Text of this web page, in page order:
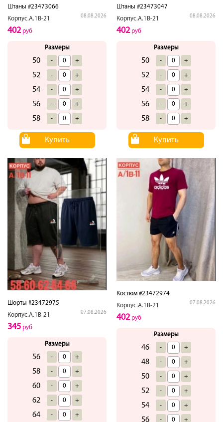
Штаны #23473066
Корпус.А.1В-21
08.08.2026
402руб
Размеры
50 - +
52 - +
54 - +
56 - +
58 - +
Купить
Штаны #23473047
Корпус.А.1В-21
08.08.2026
402руб
Размеры
50 - +
52 - +
54 - +
56 - +
58 - +
Купить
Шорты #23472975
Корпус.А.1В-21
07.08.2026
345 руб
Размеры
56 - +
58 - +
60 - +
62 - +
64 - +
Костюм #23472974
Корпус.А.1В-21
07.08.2026
402руб
Размеры
46 - +
48 - +
50 - +
52 - +
54 - +
56 - +